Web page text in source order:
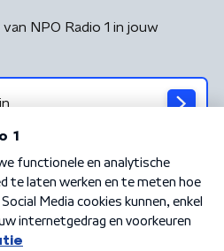
NPO Radio 1 in jouw